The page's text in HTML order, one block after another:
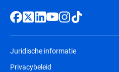
Juridische informatie
Privacybeleid